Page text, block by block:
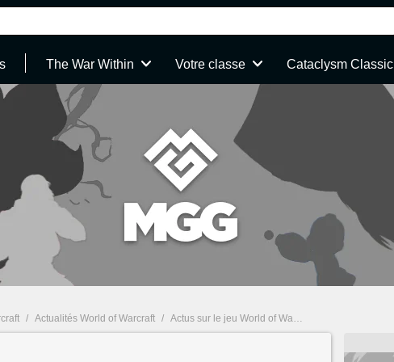
The War Within Votre classe Cataclysm Classic
/ Actualités World of Warcraft / Actus sur le jeu World of Warcraft - page 68